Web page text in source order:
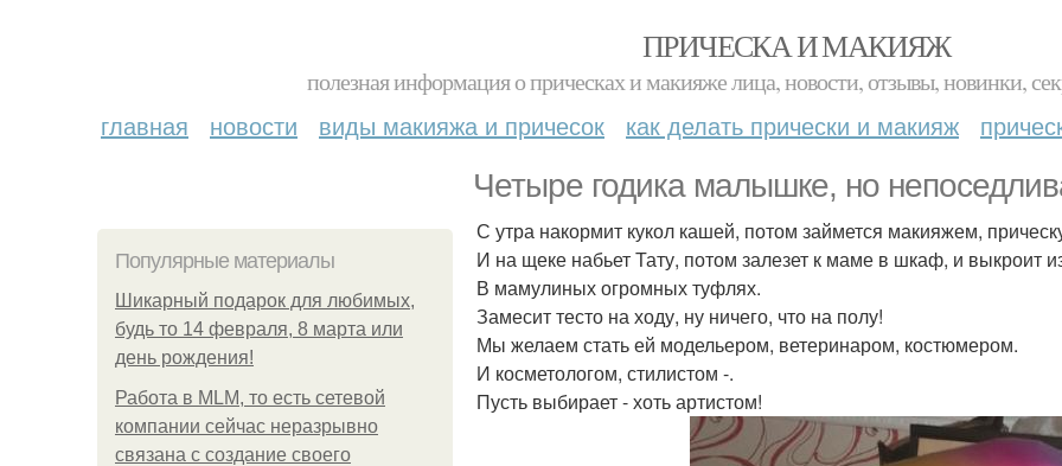
ПРИЧЕСКА И МАКИЯЖ
полезная информация о прическах и макияже лица, новости, отзывы, новинки,
главная новости виды макияжа и причесок как делать прически и макияж
Четыре годика малышке, но
Популярные материалы
Шикарный подарок для любимых,
будь то 14 февраля, 8 марта или
день рождения!
Работа в MLM, то есть сетевой
компании сейчас неразрывно
связана с создание своего
С утра накормит кукол кашей, потом займется макияжем,
И на щеке набьет Тату, потом залезет к маме в шкаф, и выкроит
В мамулиных огромных туфлях.
Замесит тесто на ходу, ну ничего, что на полу!
Мы желаем стать ей модельером, ветеринаром, костюмером.
И косметологом, стилистом -.
Пусть выбирает - хоть артистом!